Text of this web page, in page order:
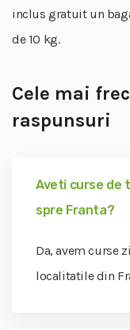
inclus gratuit un
de 10 kg.
Cele mai
raspunsuri
Aveti curse de
spre Franta?
Da, avem curse
localitatile din